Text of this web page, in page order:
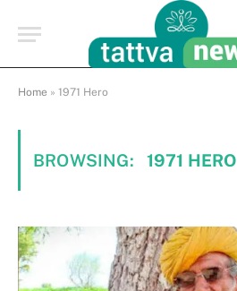
Home » 1971 Hero
BROWSING: 1971 HERO